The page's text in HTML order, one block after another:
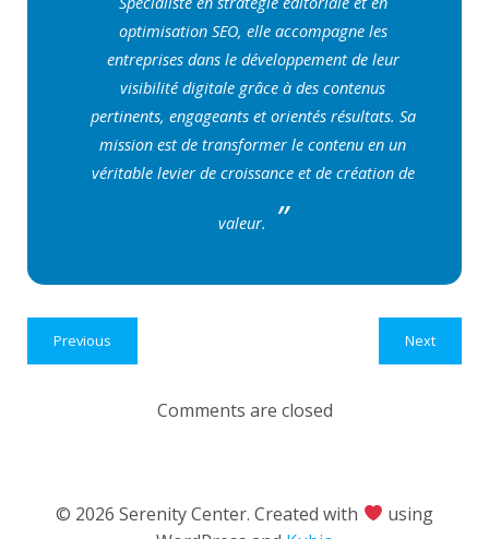
optimisation SEO, elle accompagne les
entreprises dans le développement de leur
visibilité digitale grâce à des contenus
pertinents, engageants et orientés résultats. Sa
mission est de transformer le contenu en un
véritable levier de croissance et de création de
valeur.
Previous Next
Comments are closed
© 2026 Serenity Center. Created with
using